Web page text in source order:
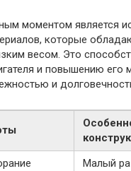
моментом является
которые
весом. Это
и повышению его
и
Малый